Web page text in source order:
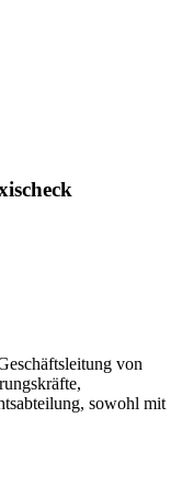
von
sowohl mit